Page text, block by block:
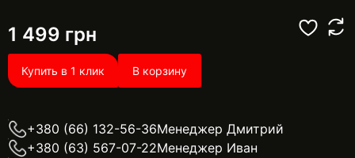
1 499 грн
Купить в 1 клик В корзину
+380 (66) 132-56-36Менеджер Дмитрий
+380 (63) 567-07-22Менеджер Иван